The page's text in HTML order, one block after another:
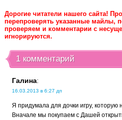
Дорогие читатели нашего сайта!
перепроверять указанные майлы,
проверяем и комментарии с
игнорируются.
1 комментарий
Галина:
16.03.2013 в 6:27 дп
Я придумала для дочки игру,
Вначале мы покупаем с Дашей